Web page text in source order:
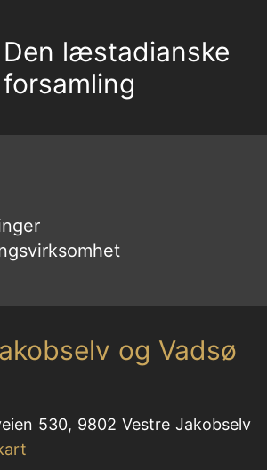
Den læstadianske
forsamling
og Vadsø
530, 9802 Vestre Jakobselv